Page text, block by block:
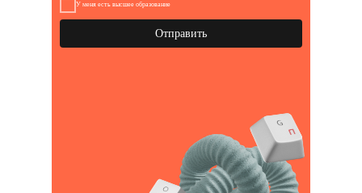
У меня есть высшее образование
Отправить